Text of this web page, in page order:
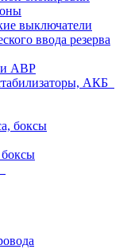
выключатели
ввода резерва
АВР
АКБ
боксы